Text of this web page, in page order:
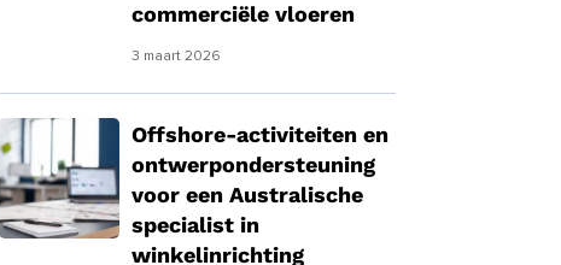
commerciële vloeren
3 maart 2026
Offshore-activiteiten en
ontwerpondersteuning
voor een Australische
specialist in
winkelinrichting